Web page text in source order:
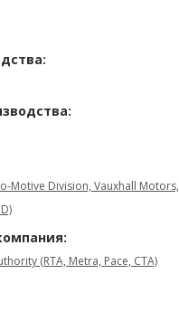
Motive Division, Vauxhall Motors,
(RTA, Metra, Pace, CTA)